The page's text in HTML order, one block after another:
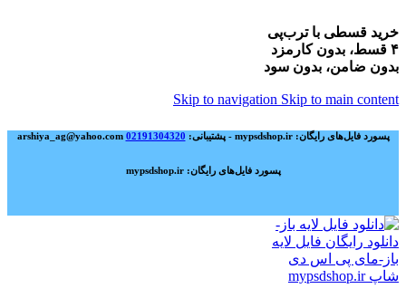
خرید قسطی با ترب‌پی
۴ قسط، بدون کارمزد
بدون ضامن، بدون سود
Skip to navigation Skip to main content
پسورد فایل‌های رایگان: mypsdshop.ir - پشتیبانی: arshiya_ag@yahoo.com 02191304320
پسورد فایل‌های رایگان: mypsdshop.ir